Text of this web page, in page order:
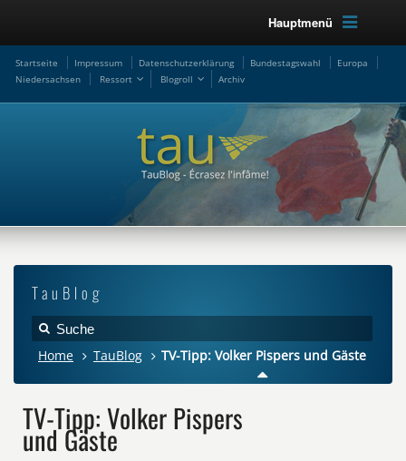
Hauptmenü
Startseite Impressum Datenschutzerklärung Bundestagswahl
Europa
Niedersachsen
Ressort Blogroll Archiv
TauBlog
Home TauBlog TV-Tipp: Volker Pispers und Gäste
TV-Tipp: Volker Pispers
und Gäste